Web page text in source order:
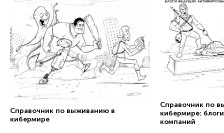
Справочник по выживанию в
кибермире
Справочник по
кибермире:
компаний